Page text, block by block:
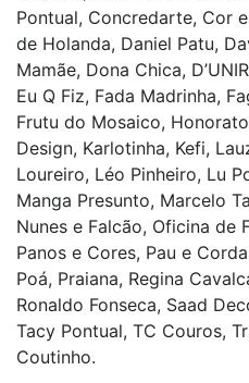
Pontual, Concredarte, Cor
de Holanda, Daniel Patu,
Mamãe, Dona Chica,
Eu Q Fiz, Fada Madrinha,
Frutu do Mosaico,
Design, Karlotinha, Kefi,
Loureiro, Léo Pinheiro, Lu
Manga Presunto, Marcelo
Nunes e Falcão, Oficina de
Panos e Cores, Pau e
Poá, Praiana, Regina
Ronaldo Fonseca, Saad
Tacy Pontual, TC Couros,
Coutinho.